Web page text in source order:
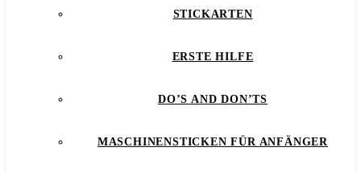
STICKARTEN
ERSTE HILFE
DO’S AND DON’TS
MASCHINENSTICKEN FÜR ANFÄNGER